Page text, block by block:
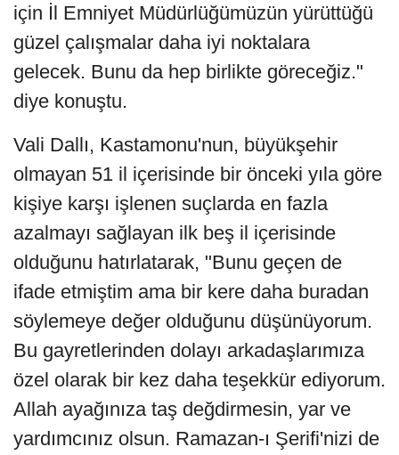
için İl Emniyet Müdürlüğümüzün yürüttüğü
güzel çalışmalar daha iyi noktalara
gelecek. Bunu da hep birlikte göreceğiz."
diye konuştu.
Vali Dallı, Kastamonu'nun, büyükşehir
olmayan 51 il içerisinde bir önceki yıla göre
kişiye karşı işlenen suçlarda en fazla
azalmayı sağlayan ilk beş il içerisinde
olduğunu hatırlatarak, "Bunu geçen de
ifade etmiştim ama bir kere daha buradan
söylemeye değer olduğunu düşünüyorum.
Bu gayretlerinden dolayı arkadaşlarımıza
özel olarak bir kez daha teşekkür ediyorum.
Allah ayağınıza taş değdirmesin, yar ve
yardımcınız olsun. Ramazan-ı Şerifi'nizi de